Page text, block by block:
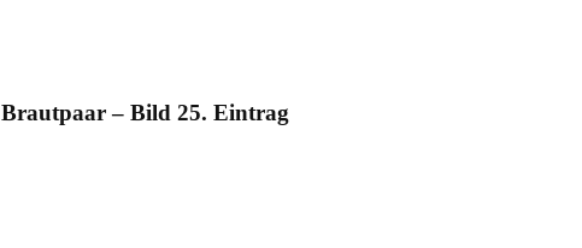
Brautpaar – Bild 25. Eintrag